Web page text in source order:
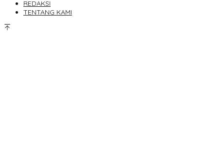
REDAKSI
TENTANG KAMI